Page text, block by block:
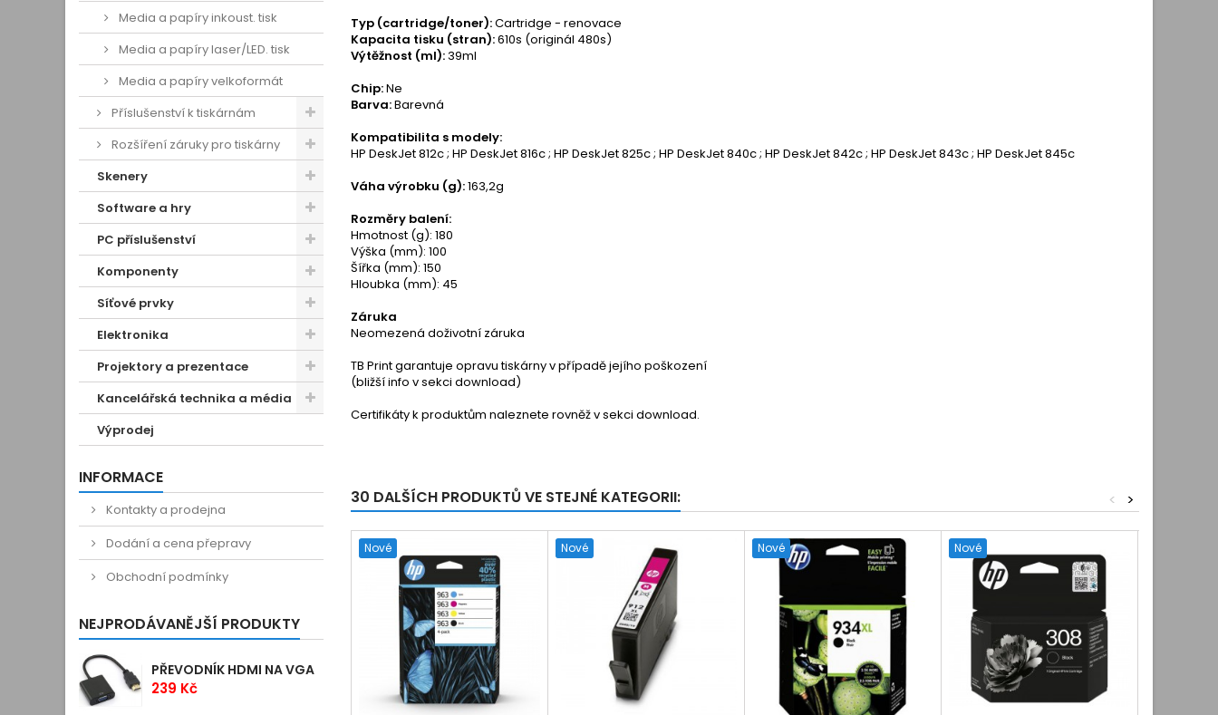
Media a papíry inkoust. tisk
Media a papíry laser/LED. tisk
Media a papíry velkoformát
Příslušenství k tiskárnám
Rozšíření záruky pro tiskárny
Skenery
Software a hry
PC příslušenství
Komponenty
Síťové prvky
Elektronika
Projektory a prezentace
Kancelářská technika a média
Výprodej
INFORMACE
Kontakty a prodejna
Dodání a cena přepravy
Obchodní podmínky
NEJPRODÁVANĚJŠÍ PRODUKTY
PŘEVODNÍK HDMI NA VGA
239 Kč
Typ (cartridge/toner):Cartridge - renovace
Kapacita tisku (stran):610s (originál 480s)
Výtěžnost (ml):39ml
Chip:Ne
Barva:Barevná
Kompatibilita s modely:
HP DeskJet 812c ; HP DeskJet 816c ; HP DeskJet 825c ; HP DeskJet 840c ; HP DeskJet 842c ; HP DeskJet 843c ; HP DeskJet 845c
Váha výrobku (g):163,2g
Rozměry balení:
Hmotnost (g): 180
Výška (mm): 100
Šířka (mm): 150
Hloubka (mm): 45
Záruka
Neomezená doživotní záruka
TB Print garantuje opravu tiskárny v případě jejího poškození
(bližší info v sekci download)
Certifikáty k produktům naleznete rovněž v sekci download.
30 DALŠÍCH PRODUKTŮ VE STEJNÉ KATEGORII: >
<
Nové Nové Nové Nové